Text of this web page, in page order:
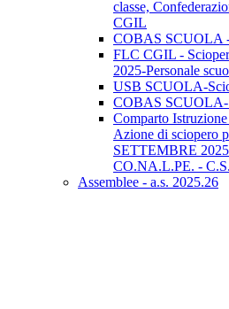
classe,
CGIL
COBAS SCUOLA
FLC CGIL -
2025-Personale
USB SCUOLA-
COBAS SCUOLA-
Comparto
Azione di sciopero
SETTEMBRE
CO.NA.L.PE. -
Assemblee - a.s. 2025.26